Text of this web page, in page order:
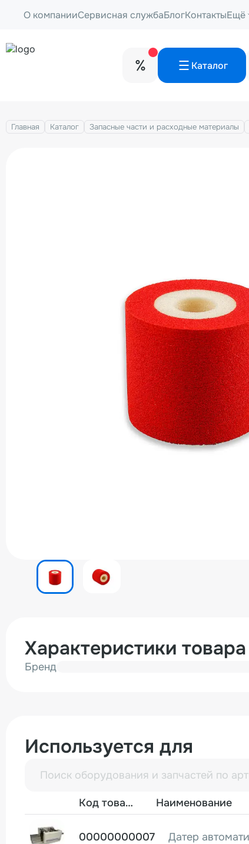
О компанииСервисная службаБлогКонтактыЕщё
Каталог
Главная Каталог Запасные части и расходные материалы
Характеристики товара
Бренд
Используется для
Код товара Наименование
00000000007